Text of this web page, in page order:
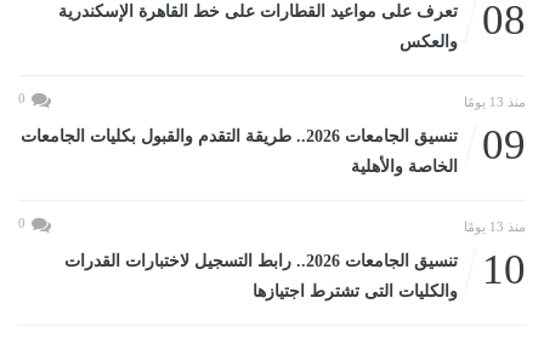
08
تعرف على مواعيد القطارات على خط القاهرة الإسكندرية
والعكس
منذ 13 يومًا 0
09
تنسيق الجامعات 2026.. طريقة التقدم والقبول بكليات الجامعات
الخاصة والأهلية
منذ 13 يومًا 0
10
تنسيق الجامعات 2026.. رابط التسجيل لاختبارات القدرات
والكليات التى تشترط اجتيازها